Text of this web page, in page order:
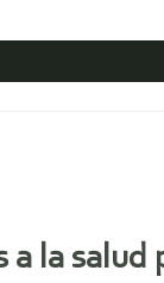
a la salud